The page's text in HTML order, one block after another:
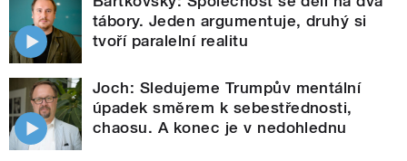
tábory. Jeden argumentuje, druhý si
tvoří paralelní realitu
Joch: Sledujeme Trumpův mentální
úpadek směrem k sebestřednosti,
chaosu. A konec je v nedohlednu